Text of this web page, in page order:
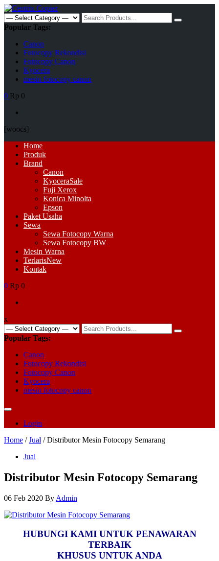
Skip
to
content
Search
for:
Popular Tags:
Canon
Fotocopy Rekondisi
Fotocopy Canon
Kyocera
mesin fotocopy canon
0 Rp 0
[woocs]
Primary
Menu
Home
Produk
Brand
Canon
KyoceraSale
Fuji Xerox
Konica Minolta
Epson
Paket Usaha
Sewa
Sewa Fotocopy Warna
Sewa Fotocopy BW
Mesin Warna
TerlarisNew
Kontak
0 Rp 0
x
Search
for:
Popular Tags:
Canon
Fotocopy Rekondisi
Fotocopy Canon
Kyocera
mesin fotocopy canon
Login
Home /Jual / Distributor Mesin Fotocopy Semarang
Jual
Distributor Mesin Fotocopy Semarang
06 Feb 2020 By Admin
HUBUNGI KAMI UNTUK PENAWARAN
TERBAIK
KHUSUS UNTUK ANDA